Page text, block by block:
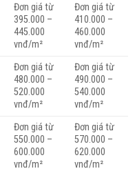
Đơn giá từ
395.000 –
445.000
vnđ/m²
Đơn giá từ
410.000 –
460.000
vnđ/m²
Đơn giá từ
480.000 –
520.000
vnđ/m²
Đơn giá từ
490.000 –
540.000
vnđ/m²
Đơn giá từ
550.000 –
600.000
vnđ/m²
Đơn giá từ
570.000 –
620.000
vnđ/m²